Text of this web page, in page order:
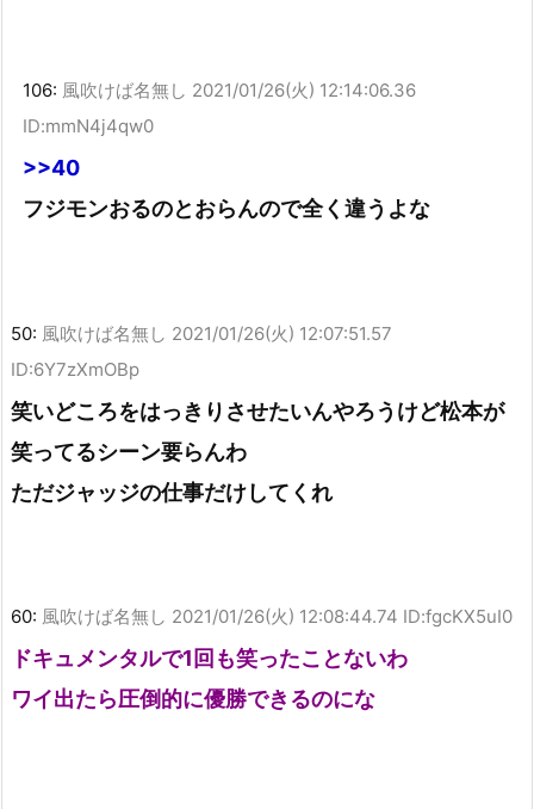
106: 風吹けば名無し 2021/01/26(火) 12:14:06.36
ID:mmN4j4qw0
>>40
フジモンおるのとおらんので全く違うよな
50: 風吹けば名無し 2021/01/26(火) 12:07:51.57
ID:6Y7zXmOBp
笑いどころをはっきりさせたいんやろうけど松本が
笑ってるシーン要らんわ
ただジャッジの仕事だけしてくれ
60: 風吹けば名無し 2021/01/26(火) 12:08:44.74 ID:fgcKX5uI0
ドキュメンタルで1回も笑ったことないわ
ワイ出たら圧倒的に優勝できるのにな